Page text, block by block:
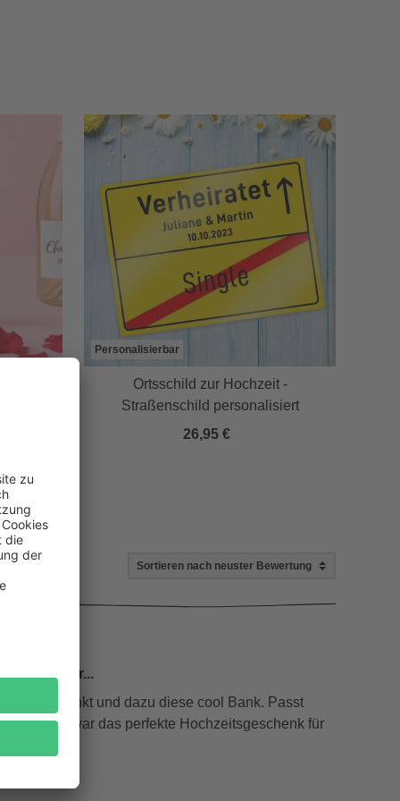
Personalisierbar
Ortsschild zur Hochzeit -
Straßenschild personalisiert
26,95 €
verschenkt und dazu diese cool Bank. Passt
schon war das perfekte Hochzeitsgeschenk für